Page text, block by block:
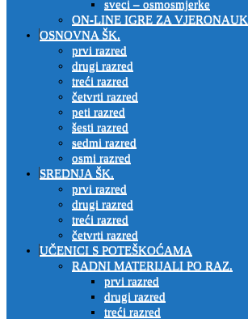
sveci – osmosmjerke
ON-LINE IGRE ZA VJERONAUK
OSNOVNA ŠK.
prvi razred
drugi razred
treći razred
četvrti razred
peti razred
šesti razred
sedmi razred
osmi razred
SREDNJA ŠK.
prvi razred
drugi razred
treći razred
četvrti razred
UČENICI S POTEŠKOĆAMA
RADNI MATERIJALI PO RAZ.
prvi razred
drugi razred
treći razred